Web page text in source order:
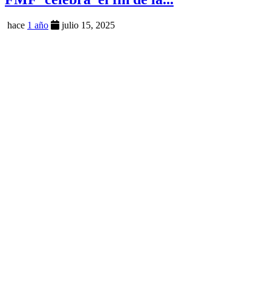
hace 1 año julio 15, 2025